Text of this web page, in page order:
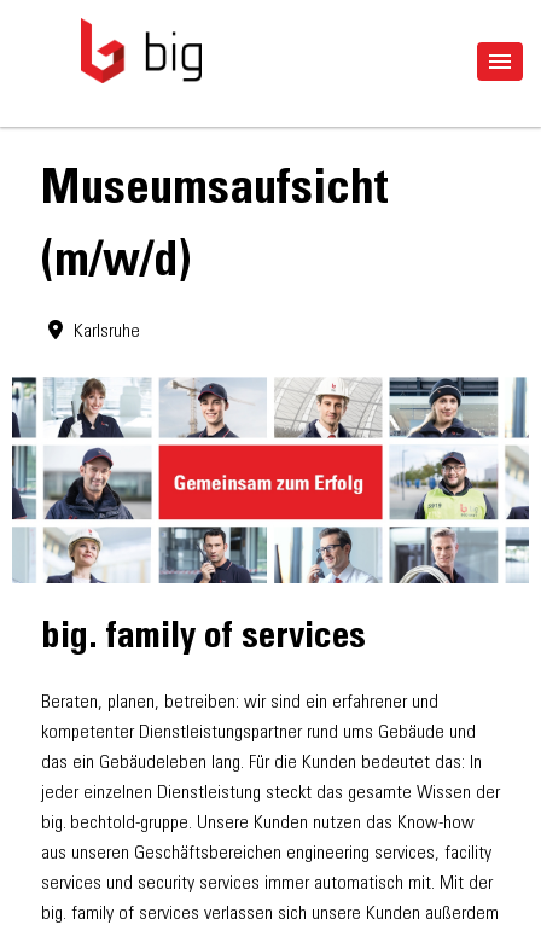
Museumsaufsicht
(m/w/d)
Karlsruhe
big. family of services
Beraten, planen, betreiben: wir sind ein erfahrener und
kompetenter Dienstleistungspartner rund ums Gebäude und
das ein Gebäudeleben lang. Für die Kunden bedeutet das: In
jeder einzelnen Dienstleistung steckt das gesamte Wissen der
big. bechtold-gruppe. Unsere Kunden nutzen das Know-how
aus unseren Geschäftsbereichen engineering services, facility
services und security services immer automatisch mit. Mit der
big. family of services verlassen sich unsere Kunden außerdem